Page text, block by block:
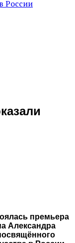
России
премьера
Александра